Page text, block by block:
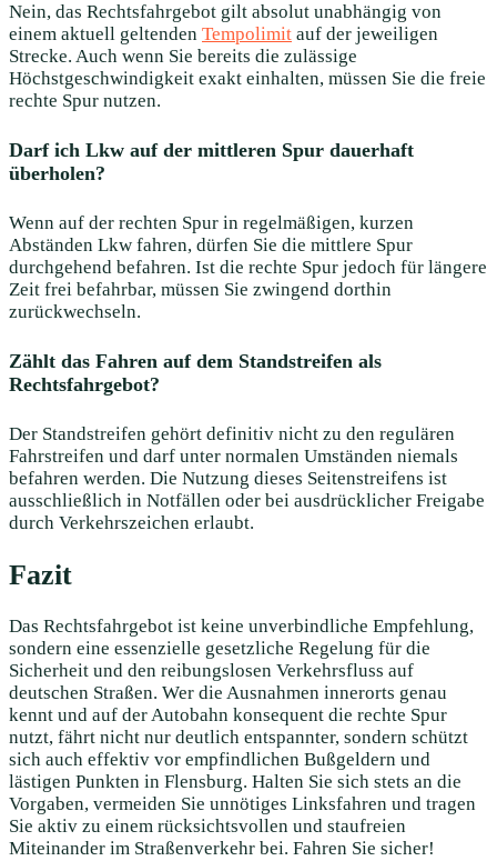
Nein, das Rechtsfahrgebot gilt absolut unabhängig von
einem aktuell geltenden Tempolimit auf der jeweiligen
Strecke. Auch wenn Sie bereits die zulässige
Höchstgeschwindigkeit exakt einhalten, müssen Sie die freie
rechte Spur nutzen.
Darf ich Lkw auf der mittleren Spur dauerhaft
überholen?
Wenn auf der rechten Spur in regelmäßigen, kurzen
Abständen Lkw fahren, dürfen Sie die mittlere Spur
durchgehend befahren. Ist die rechte Spur jedoch für längere
Zeit frei befahrbar, müssen Sie zwingend dorthin
zurückwechseln.
Zählt das Fahren auf dem Standstreifen als
Rechtsfahrgebot?
Der Standstreifen gehört definitiv nicht zu den regulären
Fahrstreifen und darf unter normalen Umständen niemals
befahren werden. Die Nutzung dieses Seitenstreifens ist
ausschließlich in Notfällen oder bei ausdrücklicher Freigabe
durch Verkehrszeichen erlaubt.
Fazit
Das Rechtsfahrgebot ist keine unverbindliche Empfehlung,
sondern eine essenzielle gesetzliche Regelung für die
Sicherheit und den reibungslosen Verkehrsfluss auf
deutschen Straßen. Wer die Ausnahmen innerorts genau
kennt und auf der Autobahn konsequent die rechte Spur
nutzt, fährt nicht nur deutlich entspannter, sondern schützt
sich auch effektiv vor empfindlichen Bußgeldern und
lästigen Punkten in Flensburg. Halten Sie sich stets an die
Vorgaben, vermeiden Sie unnötiges Linksfahren und tragen
Sie aktiv zu einem rücksichtsvollen und staufreien
Miteinander im Straßenverkehr bei. Fahren Sie sicher!